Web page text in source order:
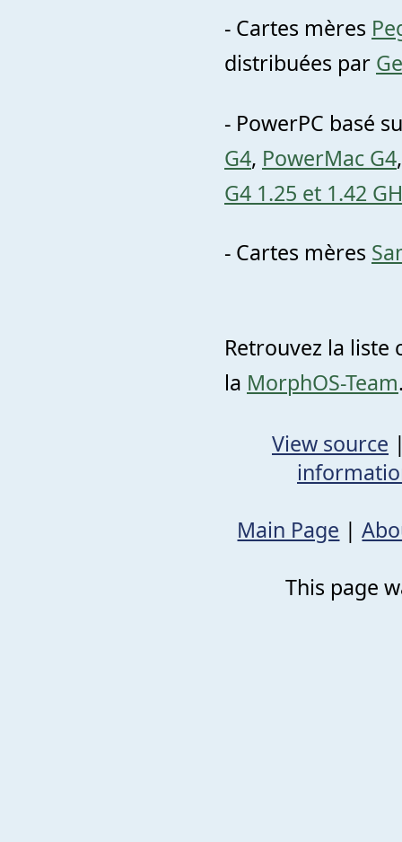
- Cartes mères
distribuées par
- PowerPC basé
G4, PowerMac G4
G4 1.25 et 1.42
- Cartes mères
Retrouvez la
la MorphOS-Team
View source
Main Page |
This page